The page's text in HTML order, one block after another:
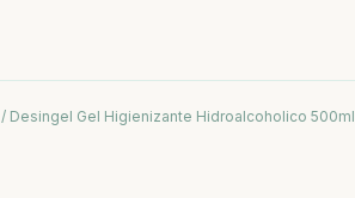
/ Desingel Gel Higienizante Hidroalcoholico 500ml